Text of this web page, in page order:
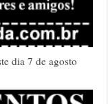
dia 7 de agosto